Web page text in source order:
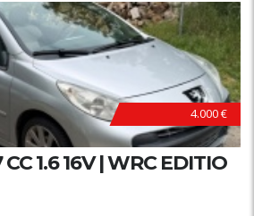
B
E
Z
U
L
A
G
A
N
J
A
!
4.000 €
1.6 16V | WRC EDITIO